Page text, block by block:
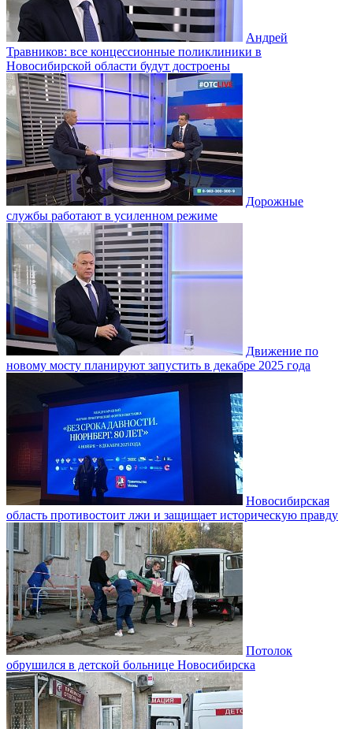
Андрей
Травников: все концессионные поликлиники в
Новосибирской области будут достроены
Дорожные
службы работают в усиленном режиме
Движение по
новому мосту планируют запустить в декабре 2025 года
Новосибирская
область противостоит лжи и защищает историческую правду
Потолок
обрушился в детской больнице Новосибирска